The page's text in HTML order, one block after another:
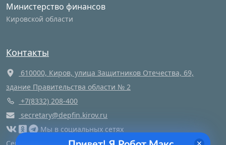
Министерство финансов
Кировской области
Контакты
610000, Киров, улица Защитников Отечества, 69,
здание Правительства области № 2
+7(8332) 208-400
secretary@depfin.kirov.ru
Мы в социальных сетях